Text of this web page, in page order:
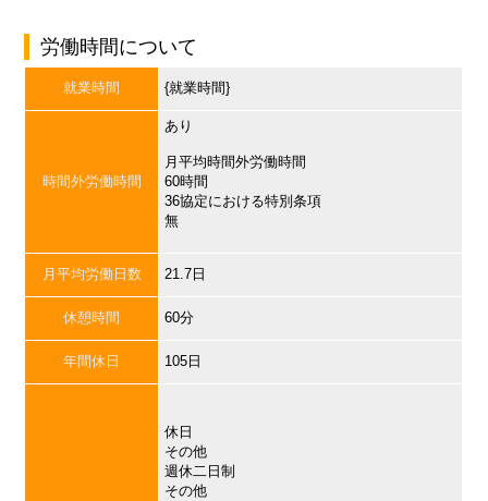
労働時間について
就業時間 {就業時間}
時間外労働時間
あり
月平均時間外労働時間
60時間
36協定における特別条項
無
月平均労働日数 21.7日
休憩時間 60分
年間休日 105日
休日
その他
週休二日制
その他